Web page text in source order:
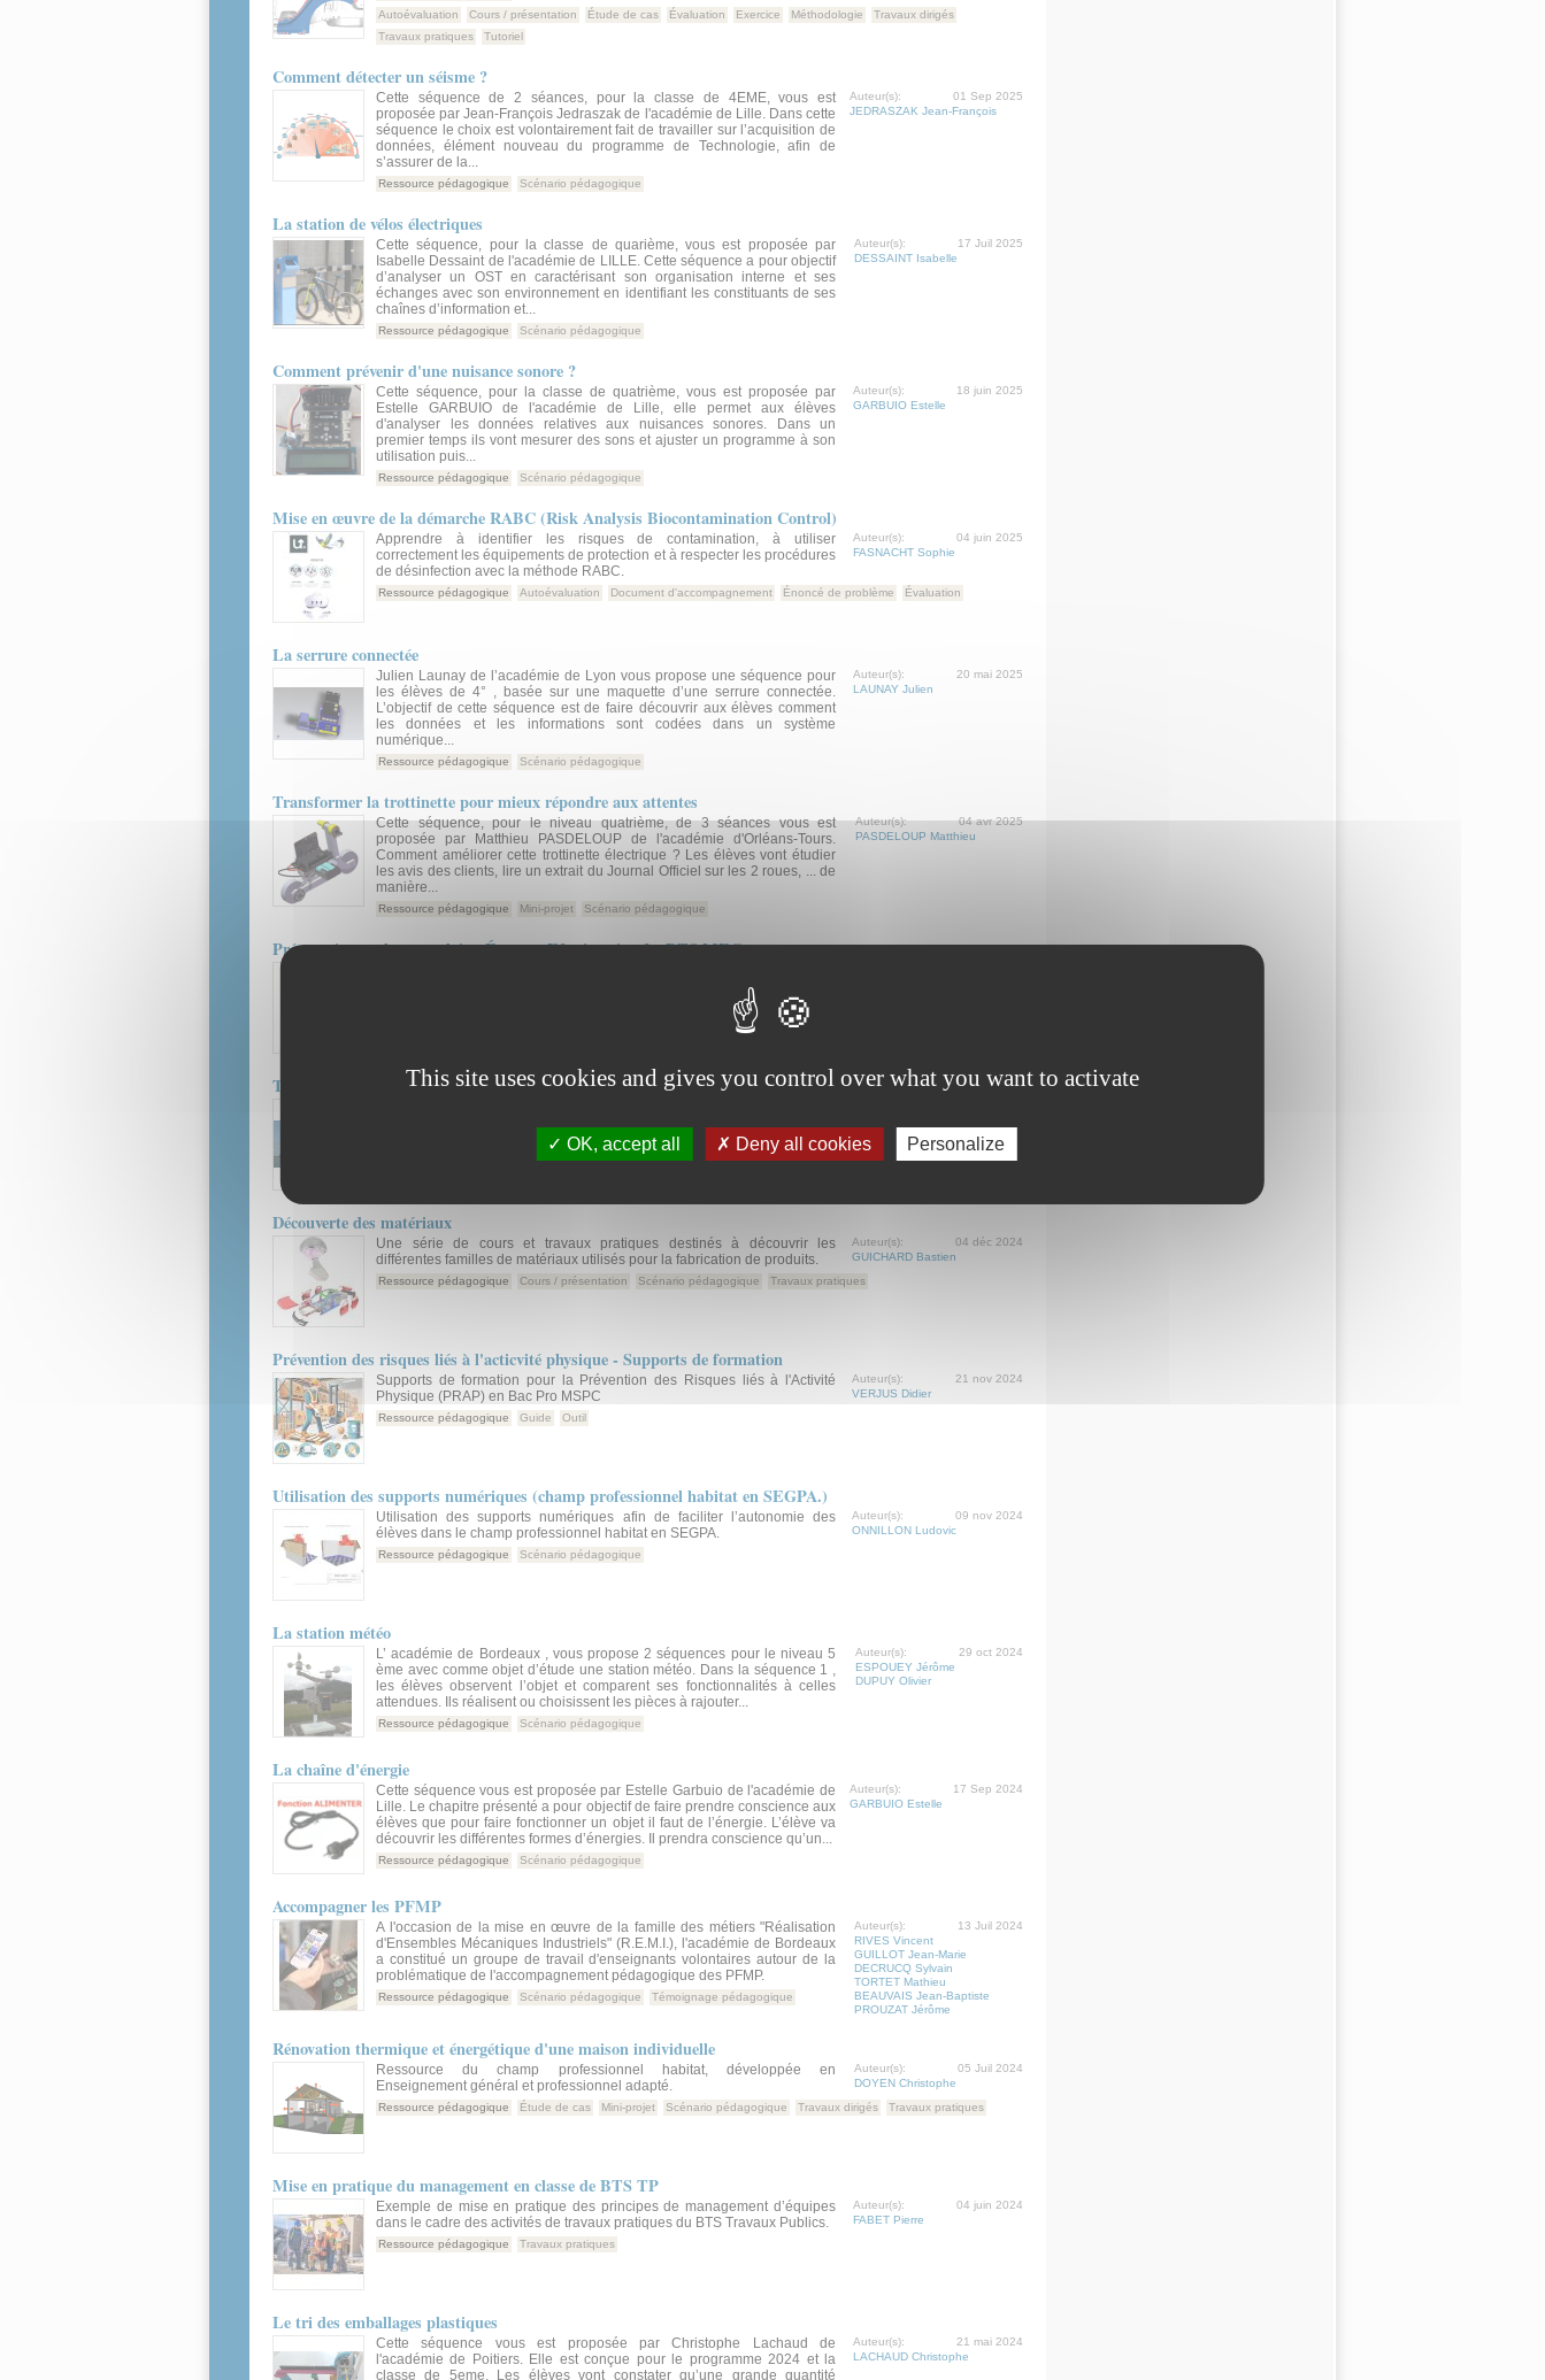
Autoévaluation
Cours / présentation Étude de cas Évaluation Exercice Méthodologie
Travaux dirigés
Travaux pratiques
Tutoriel
Comment détecter un séisme ?
01 Sep 2025
Auteur(s):
JEDRASZAK Jean-François
Cette séquence de 2 séances, pour la classe de 4EME, vous est
proposée par Jean-François Jedraszak de l'académie de Lille. Dans cette
séquence le choix est volontairement fait de travailler sur l’acquisition de
données, élément nouveau du programme de Technologie, afin de
s’assurer de la...
Ressource pédagogique Scénario pédagogique
La station de vélos électriques
17 Juil 2025
Auteur(s):
DESSAINT Isabelle
Cette séquence, pour la classe de quarième, vous est proposée par
Isabelle Dessaint de l'académie de LILLE. Cette séquence a pour objectif
d’analyser un OST en caractérisant son organisation interne et ses
échanges avec son environnement en identifiant les constituants de ses
chaînes d’information et...
Ressource pédagogique Scénario pédagogique
Comment prévenir d'une nuisance sonore ?
18 juin 2025
Auteur(s):
GARBUIO Estelle
Cette séquence, pour la classe de quatrième, vous est proposée par
Estelle GARBUIO de l'académie de Lille, elle permet aux élèves
d'analyser les données relatives aux nuisances sonores. Dans un
premier temps ils vont mesurer des sons et ajuster un programme à son
utilisation puis...
Ressource pédagogique Scénario pédagogique
Mise en œuvre de la démarche RABC (Risk Analysis Biocontamination Control)
04 juin 2025
Auteur(s):
FASNACHT Sophie
Apprendre à identifier les risques de contamination, à utiliser
correctement les équipements de protection et à respecter les procédures
de désinfection avec la méthode RABC.
Ressource pédagogique Autoévaluation Document d'accompagnement Énoncé de problème Évaluation
La serrure connectée
20 mai 2025
Auteur(s):
LAUNAY Julien
Julien Launay de l’académie de Lyon vous propose une séquence pour
les élèves de 4° , basée sur une maquette d’une serrure connectée.
L’objectif de cette séquence est de faire découvrir aux élèves comment
les données et les informations sont codées dans un système
numérique...
Ressource pédagogique Scénario pédagogique
Transformer la trottinette pour mieux répondre aux attentes
04 avr 2025
Auteur(s):
PASDELOUP Matthieu
Cette séquence, pour le niveau quatrième, de 3 séances vous est
proposée par Matthieu PASDELOUP de l'académie d'Orléans-Tours.
Comment améliorer cette trottinette électrique ? Les élèves vont étudier
les avis des clients, lire un extrait du Journal Officiel sur les 2 roues, ... de
manière...
Ressource pédagogique Mini-projet Scénario pédagogique
Préparation orale en anglais : Épreuve E2, situation 2 - BTS MEC
Témoignage pédagogique
The Shipspotting Game
Découverte des matériaux
04 déc 2024
Auteur(s):
GUICHARD Bastien
Une série de cours et travaux pratiques destinés à découvrir les
différentes familles de matériaux utilisés pour la fabrication de produits.
Ressource pédagogique Cours / présentation Scénario pédagogique Travaux pratiques
Prévention des risques liés à l'acticvité physique - Supports de formation
21 nov 2024
Auteur(s):
VERJUS Didier
Supports de formation pour la Prévention des Risques liés à l'Activité
Physique (PRAP) en Bac Pro MSPC
Ressource pédagogique Guide Outil
Utilisation des supports numériques (champ professionnel habitat en SEGPA.)
09 nov 2024
Auteur(s):
ONNILLON Ludovic
Utilisation des supports numériques afin de faciliter l’autonomie des
élèves dans le champ professionnel habitat en SEGPA.
Ressource pédagogique Scénario pédagogique
La station météo
29 oct 2024
Auteur(s):
ESPOUEY Jérôme
DUPUY Olivier
L’ académie de Bordeaux , vous propose 2 séquences pour le niveau 5
ème avec comme objet d’étude une station météo. Dans la séquence 1 ,
les élèves observent l’objet et comparent ses fonctionnalités à celles
attendues. Ils réalisent ou choisissent les pièces à rajouter...
Ressource pédagogique Scénario pédagogique
La chaîne d'énergie
17 Sep 2024
Auteur(s):
GARBUIO Estelle
Cette séquence vous est proposée par Estelle Garbuio de l'académie de
Lille. Le chapitre présenté a pour objectif de faire prendre conscience aux
élèves que pour faire fonctionner un objet il faut de l’énergie. L’élève va
découvrir les différentes formes d’énergies. Il prendra conscience qu’un...
Ressource pédagogique Scénario pédagogique
Accompagner les PFMP
13 Juil 2024
Auteur(s):
RIVES Vincent
GUILLOT Jean-Marie
DECRUCQ Sylvain
TORTET Mathieu
BEAUVAIS Jean-Baptiste
PROUZAT Jérôme
A l'occasion de la mise en œuvre de la famille des métiers "Réalisation
d'Ensembles Mécaniques Industriels" (R.E.M.I.), l'académie de Bordeaux
a constitué un groupe de travail d'enseignants volontaires autour de la
problématique de l'accompagnement pédagogique des PFMP.
Ressource pédagogique Scénario pédagogique Témoignage pédagogique
Rénovation thermique et énergétique d'une maison individuelle
05 Juil 2024
Auteur(s):
DOYEN Christophe
Ressource du champ professionnel habitat, développée en
Enseignement général et professionnel adapté.
Ressource pédagogique Étude de cas Mini-projet Scénario pédagogique Travaux dirigés Travaux pratiques
Mise en pratique du management en classe de BTS TP
04 juin 2024
Auteur(s):
FABET Pierre
Exemple de mise en pratique des principes de management d’équipes
dans le cadre des activités de travaux pratiques du BTS Travaux Publics.
Ressource pédagogique Travaux pratiques
Le tri des emballages plastiques
21 mai 2024
Auteur(s):
LACHAUD Christophe
Cette séquence vous est proposée par Christophe Lachaud de
l'académie de Poitiers. Elle est conçue pour le programme 2024 et la
classe de 5eme. Les élèves vont constater qu’une grande quantité
This site uses cookies and gives you control over what you want to activate
OK, accept all Deny all cookies Personalize